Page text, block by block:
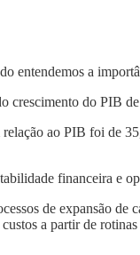
entendemos a
do PIB
ao PIB foi de
financeira e
de expansão
a partir de